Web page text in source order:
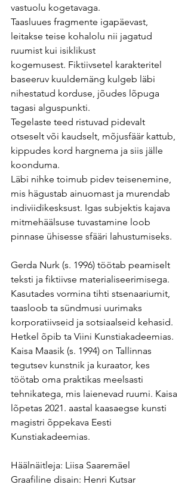
vastuolu kogetavaga.
Taasluues fragmente igapäevast,
leitakse teise kohalolu nii jagatud
ruumist kui isiklikust
kogemusest. Fiktiivsetel karakteritel
baseeruv kuuldemäng kulgeb läbi
nihestatud korduse, jõudes lõpuga
tagasi alguspunkti.
Tegelaste teed ristuvad pidevalt
otseselt või kaudselt, mõjusfäär kattub,
kippudes kord hargnema ja siis jälle
koonduma.
Läbi nihke toimub pidev teisenemine,
mis hägustab ainuomast ja murendab
indiviidikesksust. Igas subjektis kajava
mitmehäälsuse tuvastamine loob
pinnase ühisesse sfääri lahustumiseks.
Gerda Nurk (s. 1996) töötab peamiselt
teksti ja fiktiivse materialiseerimisega.
Kasutades vormina tihti stsenaariumit,
taasloob ta sündmusi uurimaks
korporatiivseid ja sotsiaalseid kehasid.
Hetkel õpib ta Viini Kunstiakadeemias.
Kaisa Maasik (s. 1994) on Tallinnas
tegutsev kunstnik ja kuraator, kes
töötab oma praktikas meelsasti
tehnikatega, mis laienevad ruumi. Kaisa
lõpetas 2021. aastal kaasaegse kunsti
magistri õppekava Eesti
Kunstiakadeemias.
Häälnäitleja: Liisa Saaremäel
Graafiline disain: Henri Kutsar